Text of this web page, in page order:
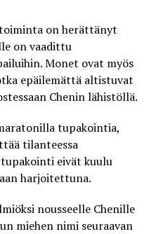
toiminta on herättänyt
on vaadittu
Monet ovat myös
epäilemättä altistuvat
Chenin lähistöllä.
tupakointia,
tilanteessa
eivät kuulu
harjoitettuna.
nousseelle Chenille
miehen nimi seuraavan